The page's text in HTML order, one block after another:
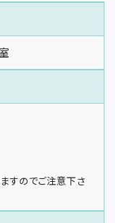
すのでご注意下さ